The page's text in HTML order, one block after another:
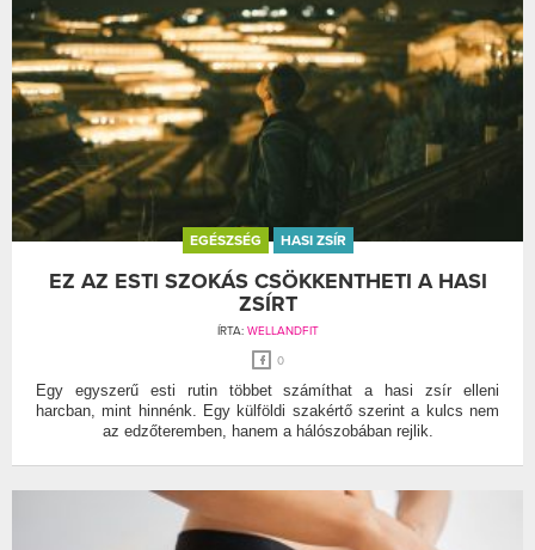
EGÉSZSÉG HASI ZSÍR
EZ AZ ESTI SZOKÁS CSÖKKENTHETI A HASI
ZSÍRT
ÍRTA: WELLANDFIT
0
Egy egyszerű esti rutin többet számíthat a hasi zsír elleni
harcban, mint hinnénk. Egy külföldi szakértő szerint a kulcs nem
az edzőteremben, hanem a hálószobában rejlik.